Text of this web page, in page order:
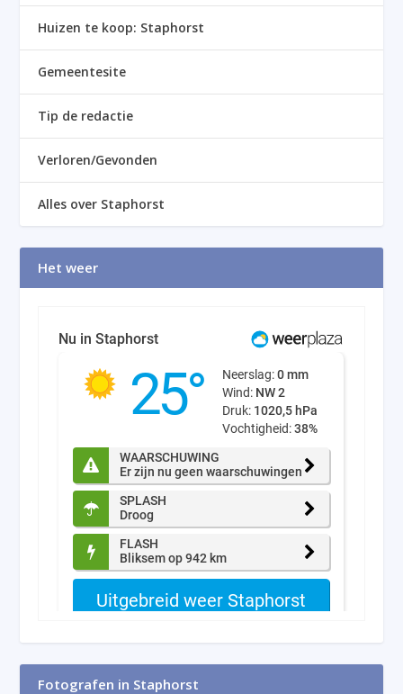
Huizen te koop: Staphorst
Gemeentesite
Tip de redactie
Verloren/Gevonden
Alles over Staphorst
Het weer
Fotografen in Staphorst